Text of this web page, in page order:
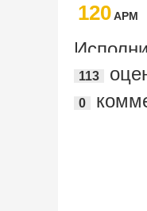
120AРМ
113
0